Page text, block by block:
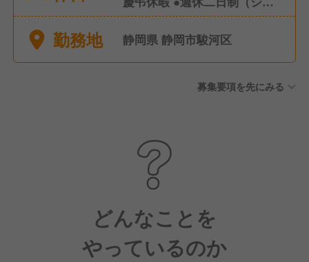
ト制） ●産前産後休暇（取
得・復帰実績あり） ●育児休
勤務地 静岡県 静岡市駿河区
募集要項を先にみる
どんなことを
やっているのか